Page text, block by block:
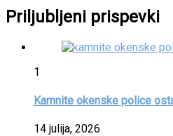
Priljubljeni prispevki
1
Kamnite okenske police
14 julija, 2026